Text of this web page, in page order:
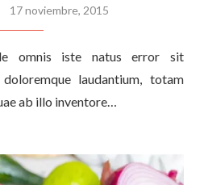
17 noviembre, 2015
omnis iste natus error sit
laudantium, totam
ab illo inventore…